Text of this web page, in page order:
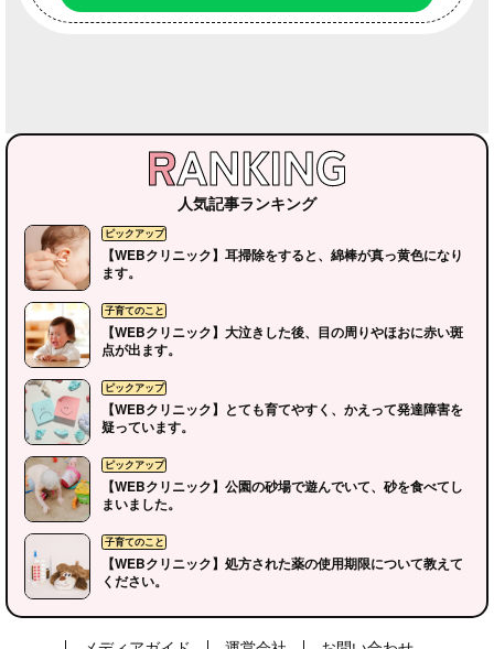
人気記事ランキング
【WEBクリニック】耳掃除をすると、綿棒が真っ黄色になり
ます。
【WEBクリニック】大泣きした後、目の周りやほおに赤い斑
点が出ます。
【WEBクリニック】とても育てやすく、かえって発達障害を
疑っています。
【WEBクリニック】公園の砂場で遊んでいて、砂を食べてし
まいました。
【WEBクリニック】処方された薬の使用期限について教えて
ください。